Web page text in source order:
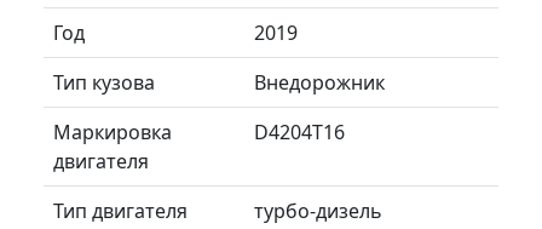
Год
2019
Тип кузова
Внедорожник
Маркировка
двигателя
D4204T16
Тип двигателя
турбо-дизель